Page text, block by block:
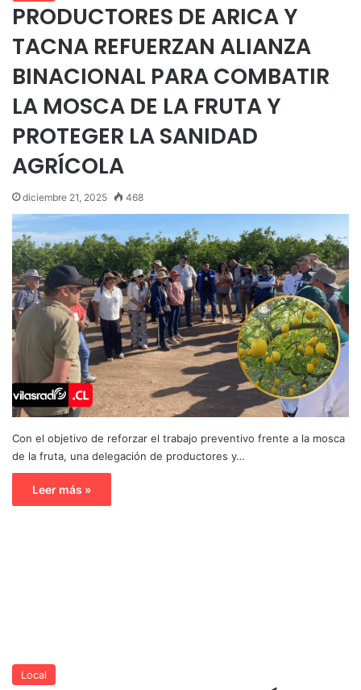
PRODUCTORES DE ARICA Y
TACNA REFUERZAN ALIANZA
BINACIONAL PARA COMBATIR
LA MOSCA DE LA FRUTA Y
PROTEGER LA SANIDAD
AGRÍCOLA
diciembre 21, 2025 468
Con el objetivo de reforzar el trabajo preventivo frente a la mosca
de la fruta, una delegación de productores y…
Leer más »
Local